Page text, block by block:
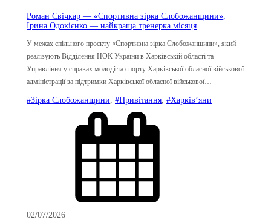
Роман Свічкар — «Спортивна зірка Слобожанщини»,
Ірина Одокієнко — найкраща тренерка місяця
У межах спільного проєкту «Спортивна зірка Слобожанщини», який
реалізують Відділення НОК України в Харківській області та
Управління у справах молоді та спорту Харківської обласної військової
адміністрації за підтримки Харківської обласної військової…
#Зірка Слобожанщини #Привітання #Харків’яни
02/07/2026